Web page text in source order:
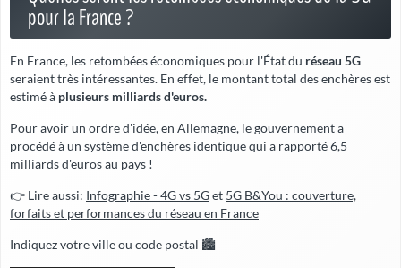
pour la France ?
En France, les retombées économiques pour l'État du réseau 5G
seraient très intéressantes. En effet, le montant total des enchères est
estimé à plusieurs milliards d'euros.
Pour avoir un ordre d'idée, en Allemagne, le gouvernement a
procédé à un système d'enchères identique qui a rapporté 6,5
milliards d'euros au pays !
👉 Lire aussi: Infographie - 4G vs 5Get 5G B&You : couverture,
forfaits et performances du réseau en France
Indiquez votre ville ou code postal 🏙️